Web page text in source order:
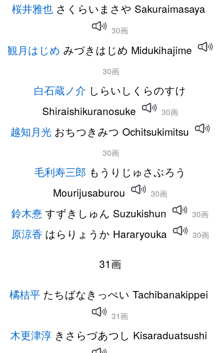
桜井雅也 さくらいまさや Sakuraimasaya
30画
観月はじめ みづきはじめ Midukihajime
30画
白石蔵ノ介 しらいしくらのすけ
Shiraishikuranosuke
30画
越知月光 おちつきみつ Ochitsukimitsu
30画
毛利寿三郎 もうりじゅさぶろう
Mourijusaburou
30画
鈴木惷 すずきしゅん Suzukishun 30画
原涼香 はらりょうか Hararyouka 30画
31画
橘桔平たちばなきっぺい Tachibanakippei
31画
木更津淳きさらづあつし Kisaraduatsushi